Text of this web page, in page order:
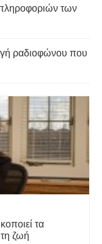
των
ραδιοφώνου που
τα
ζωή